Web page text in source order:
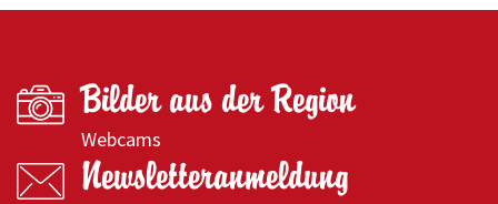
Bilder aus der Region
Webcams
Newsletteranmeldung